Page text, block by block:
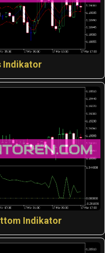
Indikator
Indikator